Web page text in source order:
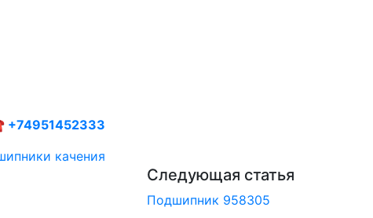
+74951452333
качения
Следующая статья
Подшипник 958305